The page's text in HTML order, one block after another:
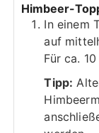
Himbeer-
In einem
auf
Für ca.
Tipp: